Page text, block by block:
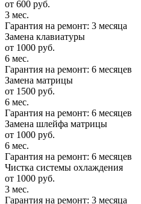
от 600 руб.
3 мес.
Гарантия на ремонт: 3 месяца
Замена клавиатуры
от 1000 руб.
6 мес.
Гарантия на ремонт: 6 месяцев
Замена матрицы
от 1500 руб.
6 мес.
Гарантия на ремонт: 6 месяцев
Замена шлейфа матрицы
от 1000 руб.
6 мес.
Гарантия на ремонт: 6 месяцев
Чистка системы охлаждения
от 1000 руб.
3 мес.
Гарантия на ремонт: 3 месяца